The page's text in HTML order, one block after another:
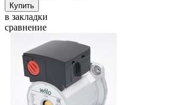
в закладки
сравнение